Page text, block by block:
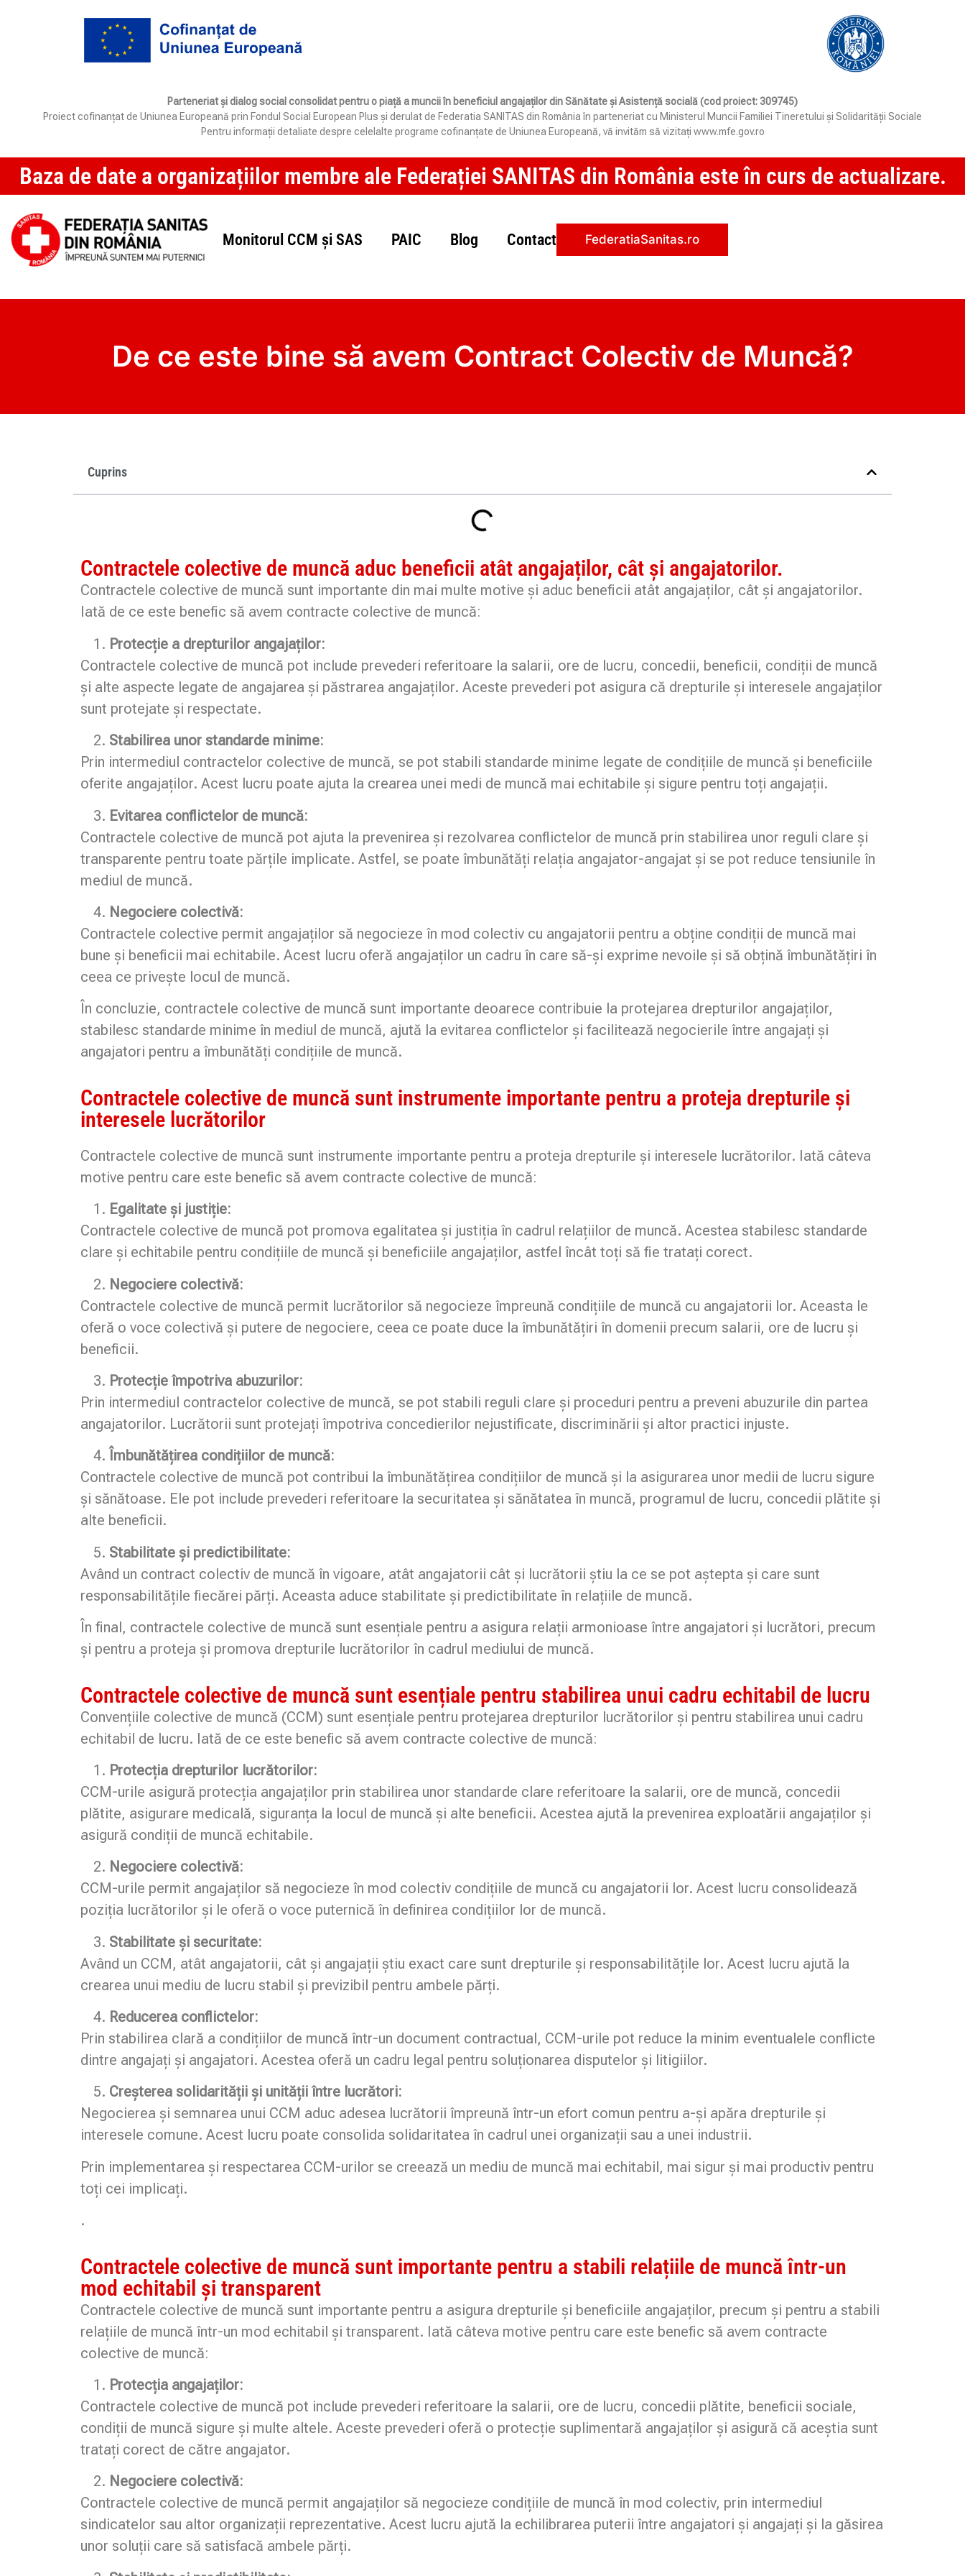
Parteneriat și dialog social consolidat pentru o piață a muncii în beneficiul angajaților din Sănătate și Asistență socială (cod proiect: 309745)
Proiect cofinanțat de Uniunea Europeană prin Fondul Social European Plus și derulat de Federatia SANITAS din România în parteneriat cu Ministerul Muncii Familiei Tineretului și Solidarității Sociale
Pentru informații detaliate despre celelalte programe cofinanțate de Uniunea Europeană, vă invităm să vizitați www.mfe.gov.ro
Baza de date a organizațiilor membre ale Federației SANITAS din România este în curs de actualizare.
Monitorul CCM și SAS PAIC Blog Contact FederatiaSanitas.ro
De ce este bine să avem Contract Colectiv de Muncă?
Cuprins
Contractele colective de muncă aduc beneficii atât angajaților, cât și angajatorilor.
Contractele colective de muncă sunt importante din mai multe motive și aduc beneficii atât angajaților, cât și angajatorilor.
Iată de ce este benefic să avem contracte colective de muncă:
Protecție a drepturilor angajaților:
Contractele colective de muncă pot include prevederi referitoare la salarii, ore de lucru, concedii, beneficii, condiții de muncă
și alte aspecte legate de angajarea și păstrarea angajaților. Aceste prevederi pot asigura că drepturile și interesele angajaților
sunt protejate și respectate.
Stabilirea unor standarde minime:
Prin intermediul contractelor colective de muncă, se pot stabili standarde minime legate de condițiile de muncă și beneficiile
oferite angajaților. Acest lucru poate ajuta la crearea unei medi de muncă mai echitabile și sigure pentru toți angajații.
Evitarea conflictelor de muncă:
Contractele colective de muncă pot ajuta la prevenirea și rezolvarea conflictelor de muncă prin stabilirea unor reguli clare și
transparente pentru toate părțile implicate. Astfel, se poate îmbunătăți relația angajator-angajat și se pot reduce tensiunile în
mediul de muncă.
Negociere colectivă:
Contractele colective permit angajaților să negocieze în mod colectiv cu angajatorii pentru a obține condiții de muncă mai
bune și beneficii mai echitabile. Acest lucru oferă angajaților un cadru în care să-și exprime nevoile și să obțină îmbunătățiri în
ceea ce privește locul de muncă.
În concluzie, contractele colective de muncă sunt importante deoarece contribuie la protejarea drepturilor angajaților,
stabilesc standarde minime în mediul de muncă, ajută la evitarea conflictelor și facilitează negocierile între angajați și
angajatori pentru a îmbunătăți condițiile de muncă.
Contractele colective de muncă sunt instrumente importante pentru a proteja drepturile și
interesele lucrătorilor
Contractele colective de muncă sunt instrumente importante pentru a proteja drepturile și interesele lucrătorilor. Iată câteva
motive pentru care este benefic să avem contracte colective de muncă:
Egalitate și justiție:
Contractele colective de muncă pot promova egalitatea și justiția în cadrul relațiilor de muncă. Acestea stabilesc standarde
clare și echitabile pentru condițiile de muncă și beneficiile angajaților, astfel încât toți să fie tratați corect.
Negociere colectivă:
Contractele colective de muncă permit lucrătorilor să negocieze împreună condițiile de muncă cu angajatorii lor. Aceasta le
oferă o voce colectivă și putere de negociere, ceea ce poate duce la îmbunătățiri în domenii precum salarii, ore de lucru și
beneficii.
Protecție împotriva abuzurilor:
Prin intermediul contractelor colective de muncă, se pot stabili reguli clare și proceduri pentru a preveni abuzurile din partea
angajatorilor. Lucrătorii sunt protejați împotriva concedierilor nejustificate, discriminării și altor practici injuste.
Îmbunătățirea condițiilor de muncă:
Contractele colective de muncă pot contribui la îmbunătățirea condițiilor de muncă și la asigurarea unor medii de lucru sigure
și sănătoase. Ele pot include prevederi referitoare la securitatea și sănătatea în muncă, programul de lucru, concedii plătite și
alte beneficii.
Stabilitate și predictibilitate:
Având un contract colectiv de muncă în vigoare, atât angajatorii cât și lucrătorii știu la ce se pot aștepta și care sunt
responsabilitățile fiecărei părți. Aceasta aduce stabilitate și predictibilitate în relațiile de muncă.
În final, contractele colective de muncă sunt esențiale pentru a asigura relații armonioase între angajatori și lucrători, precum
și pentru a proteja și promova drepturile lucrătorilor în cadrul mediului de muncă.
Contractele colective de muncă sunt esențiale pentru stabilirea unui cadru echitabil de lucru
Convențiile colective de muncă (CCM) sunt esențiale pentru protejarea drepturilor lucrătorilor și pentru stabilirea unui cadru
echitabil de lucru. Iată de ce este benefic să avem contracte colective de muncă:
Protecția drepturilor lucrătorilor:
CCM-urile asigură protecția angajaților prin stabilirea unor standarde clare referitoare la salarii, ore de muncă, concedii
plătite, asigurare medicală, siguranța la locul de muncă și alte beneficii. Acestea ajută la prevenirea exploatării angajaților și
asigură condiții de muncă echitabile.
Negociere colectivă:
CCM-urile permit angajaților să negocieze în mod colectiv condițiile de muncă cu angajatorii lor. Acest lucru consolidează
poziția lucrătorilor și le oferă o voce puternică în definirea condițiilor lor de muncă.
Stabilitate și securitate:
Având un CCM, atât angajatorii, cât și angajații știu exact care sunt drepturile și responsabilitățile lor. Acest lucru ajută la
crearea unui mediu de lucru stabil și previzibil pentru ambele părți.
Reducerea conflictelor:
Prin stabilirea clară a condițiilor de muncă într-un document contractual, CCM-urile pot reduce la minim eventualele conflicte
dintre angajați și angajatori. Acestea oferă un cadru legal pentru soluționarea disputelor și litigiilor.
Creșterea solidarității și unității între lucrători:
Negocierea și semnarea unui CCM aduc adesea lucrătorii împreună într-un efort comun pentru a-și apăra drepturile și
interesele comune. Acest lucru poate consolida solidaritatea în cadrul unei organizații sau a unei industrii.
Prin implementarea și respectarea CCM-urilor se creează un mediu de muncă mai echitabil, mai sigur și mai productiv pentru
toți cei implicați.
.
Contractele colective de muncă sunt importante pentru a stabili relațiile de muncă într-un
mod echitabil și transparent
Contractele colective de muncă sunt importante pentru a asigura drepturile și beneficiile angajaților, precum și pentru a stabili
relațiile de muncă într-un mod echitabil și transparent. Iată câteva motive pentru care este benefic să avem contracte
colective de muncă:
Protecția angajaților:
Contractele colective de muncă pot include prevederi referitoare la salarii, ore de lucru, concedii plătite, beneficii sociale,
condiții de muncă sigure și multe altele. Aceste prevederi oferă o protecție suplimentară angajaților și asigură că aceștia sunt
tratați corect de către angajator.
Negociere colectivă:
Contractele colective de muncă permit angajaților să negocieze condițiile de muncă în mod colectiv, prin intermediul
sindicatelor sau altor organizații reprezentative. Acest lucru ajută la echilibrarea puterii între angajatori și angajați și la găsirea
unor soluții care să satisfacă ambele părți.